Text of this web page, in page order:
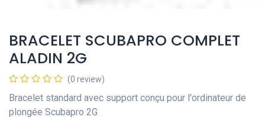
BRACELET SCUBAPRO COMPLET
ALADIN 2G
(0 review)
Bracelet standard avec support conçu pour l'ordinateur de
plongée Scubapro 2G